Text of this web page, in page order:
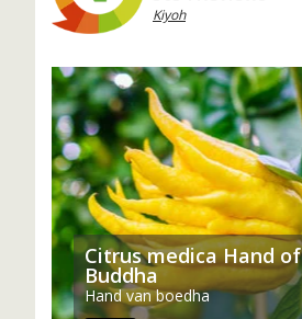
Kiyoh
Citrus medica Hand of
Buddha
Hand van boedha